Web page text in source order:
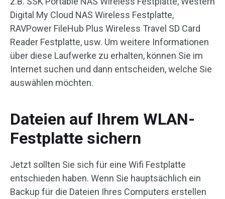
Digital My Cloud NAS Wireless Festplatte,
RAVPower FileHub Plus Wireless Travel SD Card
Reader Festplatte, usw. Um weitere Informationen
über diese Laufwerke zu erhalten, können Sie im
Internet suchen und dann entscheiden, welche Sie
auswählen möchten.
Dateien auf Ihrem WLAN-
Festplatte sichern
Jetzt sollten Sie sich für eine Wifi Festplatte
entschieden haben. Wenn Sie hauptsächlich ein
Backup für die Dateien Ihres Computers erstellen